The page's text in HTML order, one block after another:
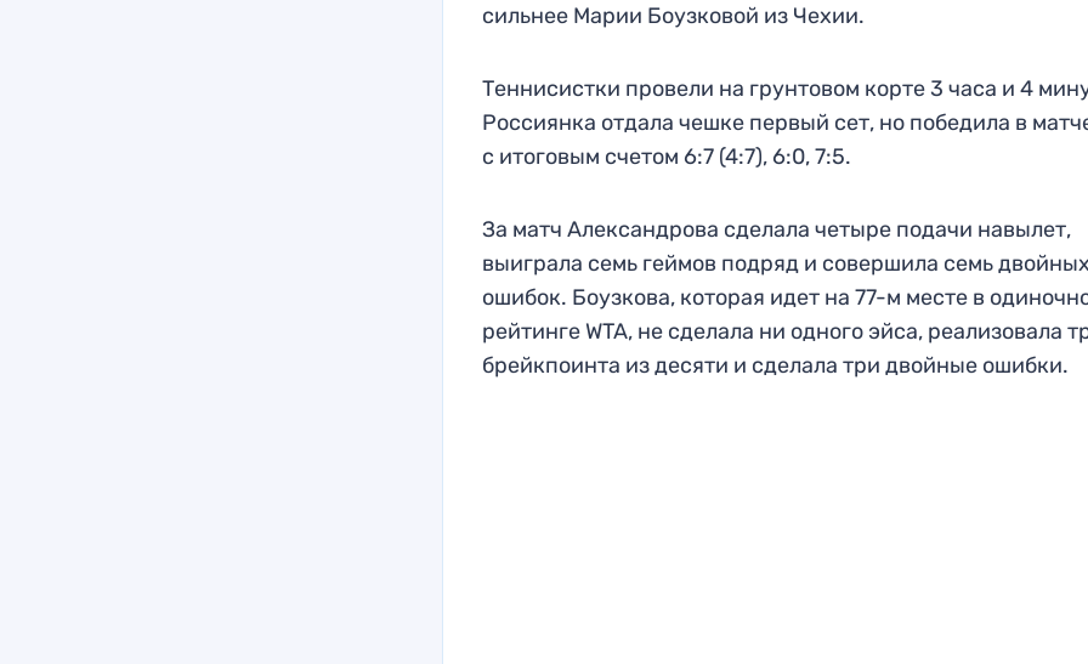
сильнее Марии Боузковой из Чехии.
Теннисистки провели на грунтовом корте 3 часа и 4
Россиянка отдала чешке первый сет, но победила в
с итоговым счетом 6:7 (4:7), 6:0, 7:5.
За матч Александрова сделала четыре подачи навылет,
выиграла семь геймов подряд и совершила семь двойных
ошибок. Боузкова, которая идет на 77-м месте в
рейтинге WTA, не сделала ни одного эйса, реализовала
брейкпоинта из десяти и сделала три двойные ошибки.